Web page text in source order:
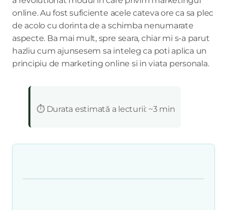
online. Au fost suficiente acele cateva ore ca sa plec
de acolo cu dorinta de a schimba nenumarate
aspecte. Ba mai mult, spre seara, chiar mi s-a parut
hazliu cum ajunsesem sa inteleg ca poti aplica un
principiu de marketing online si in viata personala.
⏱️ Durata estimată a lecturii: ~3 min